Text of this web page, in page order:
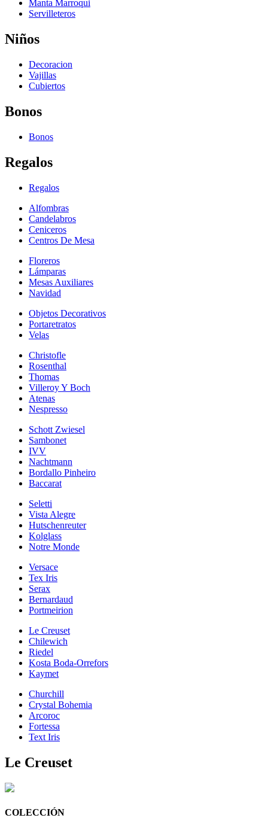
Manta Marroqui
Servilleteros
Niños
Decoracion
Vajillas
Cubiertos
Bonos
Bonos
Regalos
Regalos
Alfombras
Candelabros
Ceniceros
Centros De Mesa
Floreros
Lámparas
Mesas Auxiliares
Navidad
Objetos Decorativos
Portaretratos
Velas
Christofle
Rosenthal
Thomas
Villeroy Y Boch
Atenas
Nespresso
Schott Zwiesel
Sambonet
IVV
Nachtmann
Bordallo Pinheiro
Baccarat
Seletti
Vista Alegre
Hutschenreuter
Kolglass
Notre Monde
Versace
Tex Iris
Serax
Bernardaud
Portmeirion
Le Creuset
Chilewich
Riedel
Kosta Boda-Orrefors
Kaymet
Churchill
Crystal Bohemia
Arcoroc
Fortessa
Text Iris
Le Creuset
COLECCIÓN